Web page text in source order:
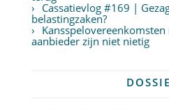
Cassatievlog #169 |
belastingzaken?
aanbieder zijn niet nietig